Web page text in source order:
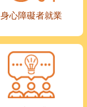
身心障礙者就業